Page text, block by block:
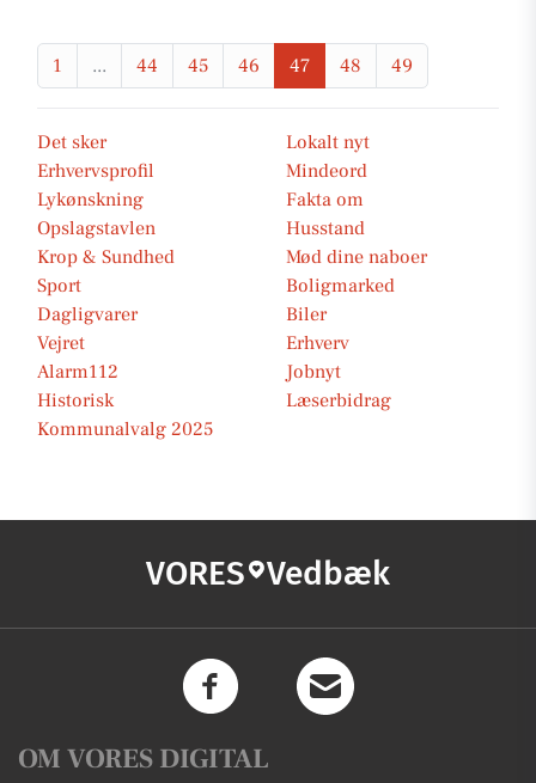
1 ... 44 45 46 47 48 49
Det sker
Lokalt nyt
Erhvervsprofil
Mindeord
Lykønskning
Fakta om
Opslagstavlen
Husstand
Krop & Sundhed
Mød dine naboer
Sport
Boligmarked
Dagligvarer
Biler
Vejret
Erhverv
Alarm112
Jobnyt
Historisk
Læserbidrag
Kommunalvalg 2025
VORES Vedbæk
OM VORES DIGITAL